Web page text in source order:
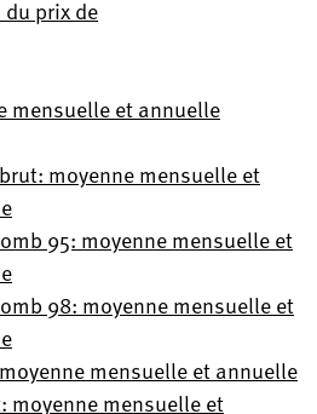
prix de
mensuelle et annuelle
moyenne mensuelle et
95: moyenne mensuelle et
98: moyenne mensuelle et
mensuelle et annuelle
moyenne mensuelle et